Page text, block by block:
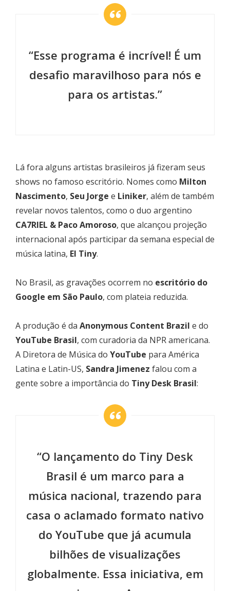
“Esse programa é incrível! É um
desafio maravilhoso para nós e
para os artistas.”
Lá fora alguns artistas brasileiros já fizeram seus
shows no famoso escritório. Nomes como Milton
Nascimento, Seu Jorge e Liniker, além de também
revelar novos talentos, como o duo argentino
CA7RIEL & Paco Amoroso, que alcançou projeção
internacional após participar da semana especial de
música latina, El Tiny.
No Brasil, as gravações ocorrem no escritório do
Google em São Paulo, com plateia reduzida.
A produção é da Anonymous Content Brazil e do
YouTube Brasil, com curadoria da NPR americana.
A Diretora de Música do YouTube para América
Latina e Latin-US, Sandra Jimenez falou com a
gente sobre a importância do Tiny Desk Brasil:
“O lançamento do Tiny Desk
Brasil é um marco para a
música nacional, trazendo para
casa o aclamado formato nativo
do YouTube que já acumula
bilhões de visualizações
globalmente. Essa iniciativa, em